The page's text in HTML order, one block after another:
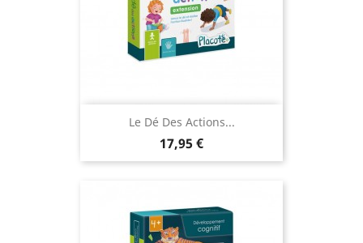
Le Dé Des Actions...
Prix
17,95 €